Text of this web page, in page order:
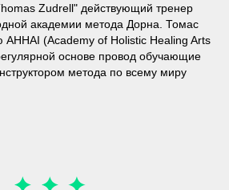
Zudrell" действующий тренер
академии метода Дорна. Томас
(Academy of Holistic Healing Arts
основе провод обучающие
метода по всему миру